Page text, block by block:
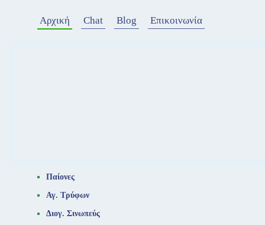
Αρχική Chat Blog Επικοινωνία
Παίονες
Αγ. Τρύφων
Διογ. Σινωπεύς